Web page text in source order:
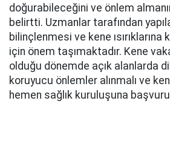
doğurabileceğini ve önlem
belirtti. Uzmanlar tarafından
bilinçlenmesi ve kene ısırıklarına
için önem taşımaktadır. Kene
olduğu dönemde açık alanlarda
koruyucu önlemler alınmalı ve
hemen sağlık kuruluşuna